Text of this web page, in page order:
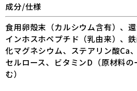
成分/仕様
食用卵殻末（カルシウム含有）、
インホスホペプチド（乳由来）、
化マグネシウム、ステアリン酸Ca
セルロース、ビタミンD（原材料
む）